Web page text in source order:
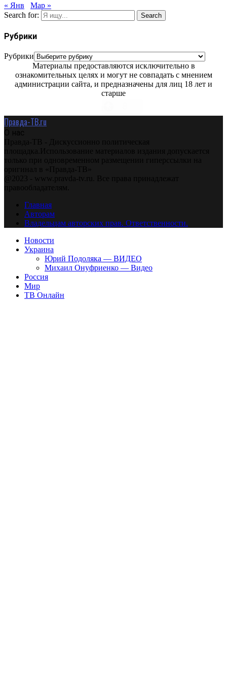
« Янв
Мар »
Search for:
Search
Рубрики
Рубрики
Материалы предоставляются исключительно в
ознакомительных целях и могут не совпадать с мнением
администрации сайта, и предназначены для лиц 18 лет и
старше
Правда-ТВ.ru
О нас
Правда-ТВ - Дискуссионно политическая
площадка.Использование материалов издания допускается
только при одновременном размещении гиперссылки на
оригинал в «Правда-ТВ»
@2023 - www.pravda-tv.ru. Все права принадлежат
правообладателям.
Главная
Авторам
Владельцам авторских прав. Ответственности.
Новости
Украина
Юрий Подоляка — ВИДЕО
Михаил Онуфриенко — Видео
Россия
Мир
ТВ Онлайн